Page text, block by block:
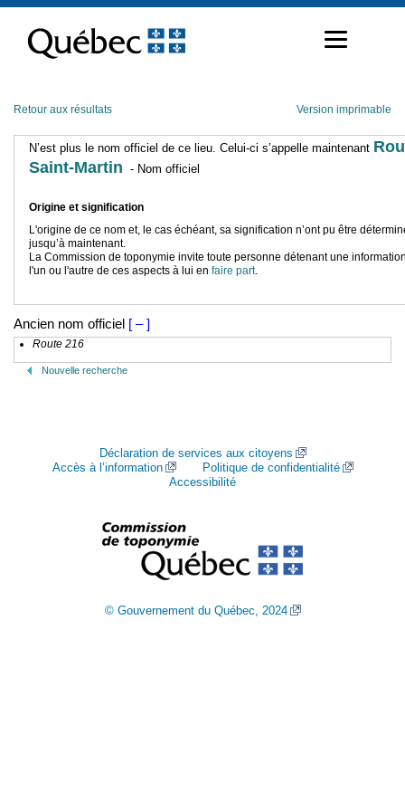
contenu
Retour aux résultats Version imprimable
N’est plus le nom officiel de ce lieu. Celui-ci s’appelle maintenant
Saint-Martin - Nom officiel
Origine et signification
L'origine de ce nom et, le cas échéant, sa signification n’ont pu être
jusqu’à maintenant.
La Commission de toponymie invite toute personne détenant une
l'un ou l'autre de ces aspects à lui en faire part.
Ancien nom officiel [ – ]
Route 216
Nouvelle recherche
Déclaration de services aux citoyens
Accès à l’information
Politique de confidentialité
Accessibilité
© Gouvernement du Québec, 2024